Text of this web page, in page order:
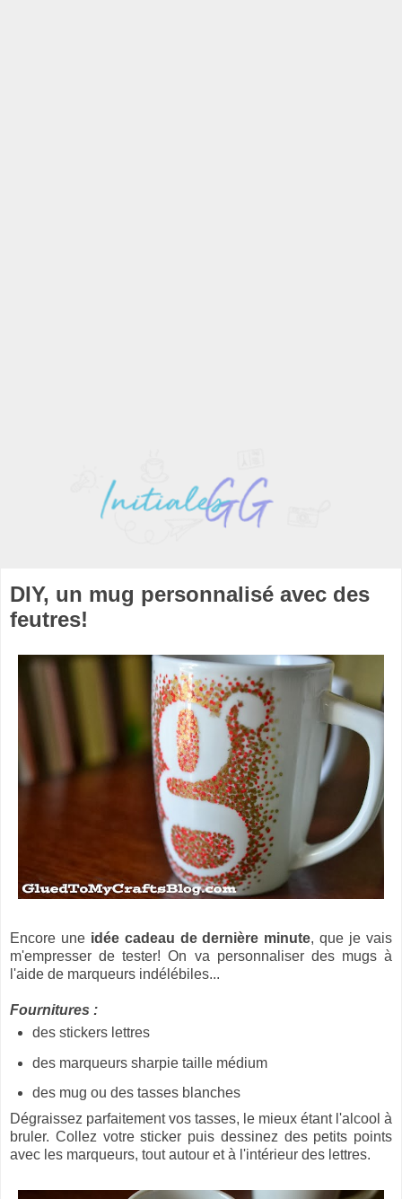
DIY, un mug personnalisé avec des
feutres!
Encore une idée cadeau de dernière minute, que je vais
m'empresser de tester! On va personnaliser des mugs à
l'aide de marqueurs indélébiles...
Fournitures :
des stickers lettres
des marqueurs sharpie taille médium
des mug ou des tasses blanches
Dégraissez parfaitement vos tasses, le mieux étant l'alcool à
bruler. Collez votre sticker puis dessinez des petits points
avec les marqueurs, tout autour et à l'intérieur des lettres.